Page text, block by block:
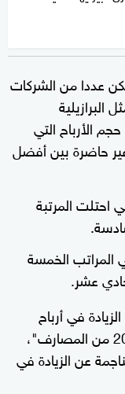
عددا من الشركات
الأرباح التي
في 2022 لكنها غير حاضرة بين أفضل
المرتبة
الخمسة
عشر.
في أرباح
الأسهم في جميع أنحاء العالم جاء في 2023 من المصارف"،
عن الزيادة في